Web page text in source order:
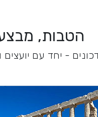
הטבות,
- יחד עם